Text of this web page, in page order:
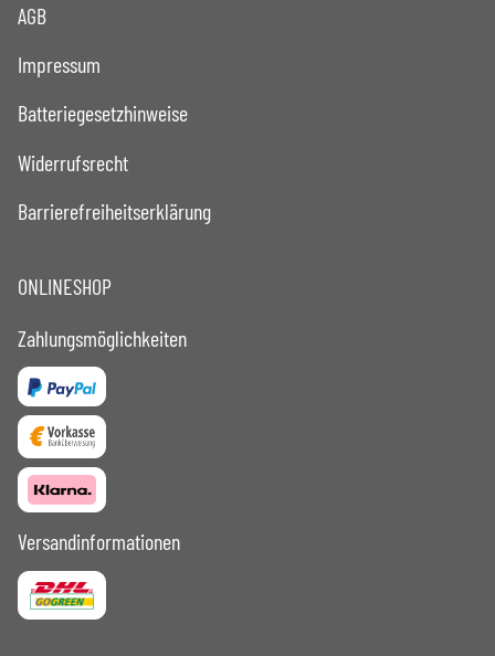
AGB
Impressum
Batteriegesetzhinweise
Widerrufsrecht
Barrierefreiheitserklärung
ONLINESHOP
Zahlungsmöglichkeiten
Versandinformationen